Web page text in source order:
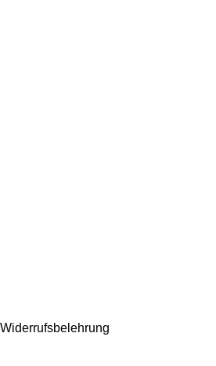
Widerrufsbelehrung